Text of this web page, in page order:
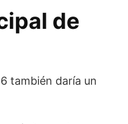
de
también daría un